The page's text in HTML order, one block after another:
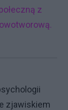
z
zjawiskiem